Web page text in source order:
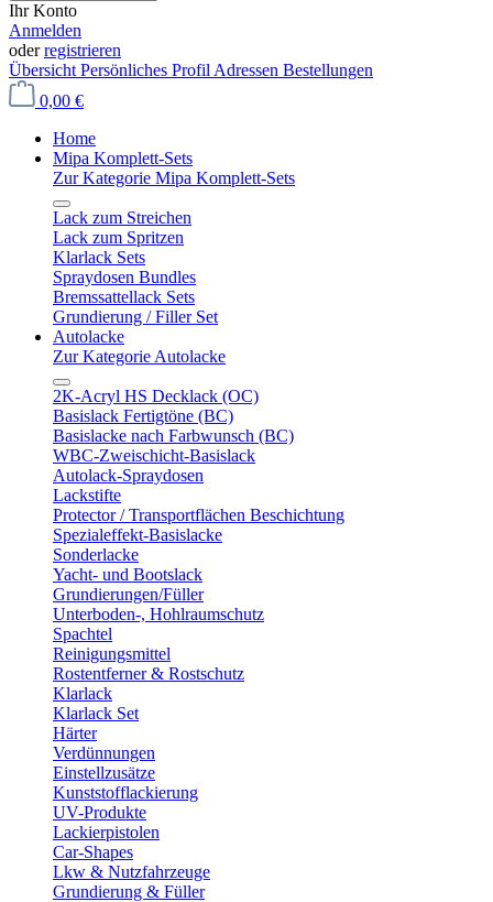
Ihr Konto
Anmelden
oderregistrieren
Übersicht Persönliches Profil Adressen Bestellungen
0,00 €
Home
Mipa Komplett-Sets
Zur Kategorie Mipa Komplett-Sets
Lack zum Streichen
Lack zum Spritzen
Klarlack Sets
Spraydosen Bundles
Bremssattellack Sets
Grundierung / Filler Set
Autolacke
Zur Kategorie Autolacke
2K-Acryl HS Decklack (OC)
Basislack Fertigtöne (BC)
Basislacke nach Farbwunsch (BC)
WBC-Zweischicht-Basislack
Autolack-Spraydosen
Lackstifte
Protector / Transportflächen Beschichtung
Spezialeffekt-Basislacke
Sonderlacke
Yacht- und Bootslack
Grundierungen/Füller
Unterboden-, Hohlraumschutz
Spachtel
Reinigungsmittel
Rostentferner & Rostschutz
Klarlack
Klarlack Set
Härter
Verdünnungen
Einstellzusätze
Kunststofflackierung
UV-Produkte
Lackierpistolen
Car-Shapes
Lkw & Nutzfahrzeuge
Grundierung & Füller